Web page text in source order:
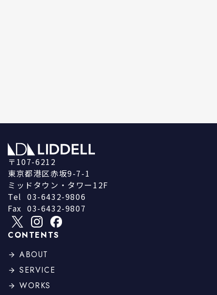
〒107-6212
東京都港区赤坂9-7-1
ミッドタウン・タワー12F
Tel 03-6432-9806
Fax 03-6432-9807
CONTENTS
ABOUT
SERVICE
WORKS